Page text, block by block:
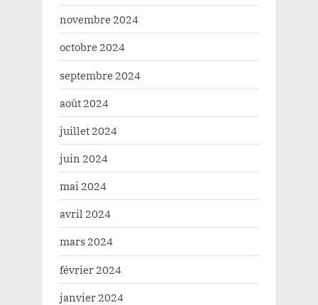
novembre 2024
octobre 2024
septembre 2024
août 2024
juillet 2024
juin 2024
mai 2024
avril 2024
mars 2024
février 2024
janvier 2024